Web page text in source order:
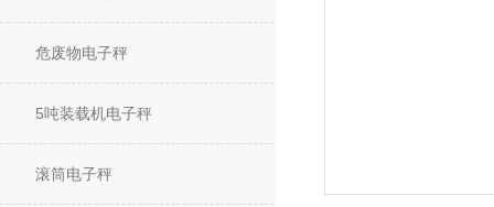
危废物电子秤
5吨装载机电子秤
滚筒电子秤